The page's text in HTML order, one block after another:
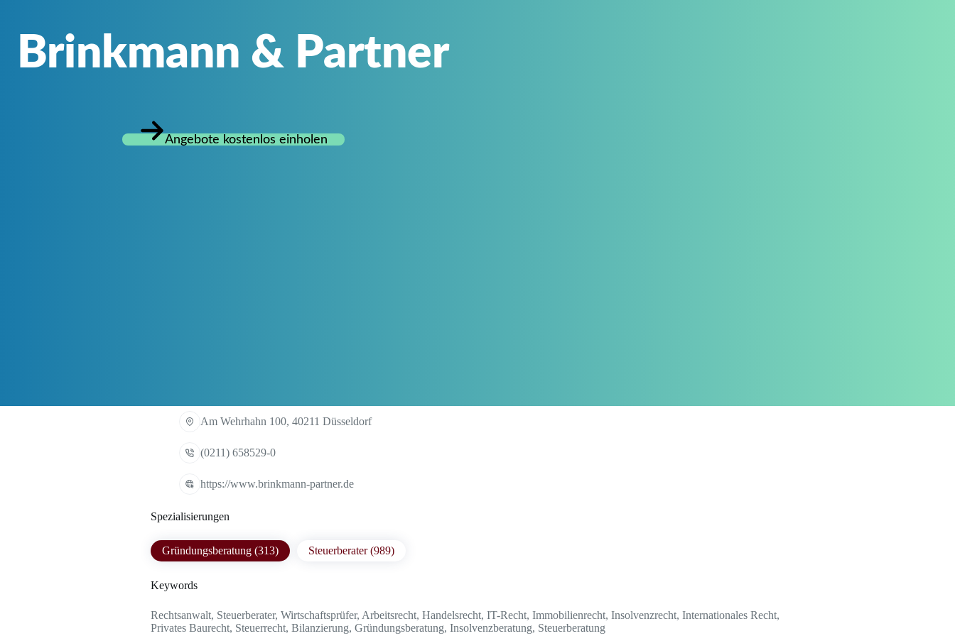
Brinkmann & Partner
Angebote kostenlos einholen
Am Wehrhahn 100, 40211 Düsseldorf
(0211) 658529-0
https://www.brinkmann-partner.de
Spezialisierungen
Gründungsberatung (313) Steuerberater (989)
Keywords
Rechtsanwalt, Steuerberater, Wirtschaftsprüfer, Arbeitsrecht, Handelsrecht, IT-Recht, Immobilienrecht, Insolvenzrecht, Internationales Recht,
Privates Baurecht, Steuerrecht, Bilanzierung, Gründungsberatung, Insolvenzberatung, Steuerberatung